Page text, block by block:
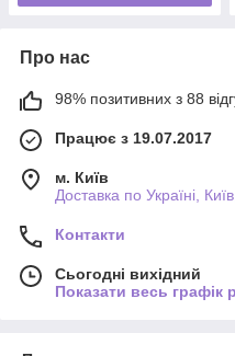
Про нас
98% позитивних з 88
Працює з 19.07.2017
м. Київ
Доставка по Україні,
Контакти
Сьогодні вихідний
Показати весь графік